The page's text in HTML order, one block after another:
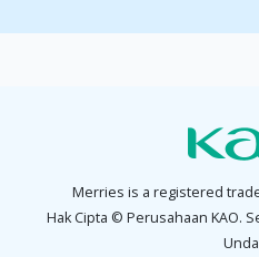
Merries is a registered
Hak Cipta © Perusahaan KAO.